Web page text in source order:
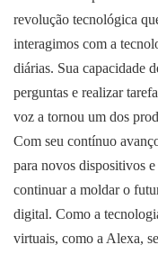
revolução tecnológica
interagimos com a
diárias. Sua capacidade
perguntas e realizar
voz a tornou um dos
Com seu contínuo
para novos dispositivos
continuar a moldar o
digital. Como a
virtuais, como a Alexa,